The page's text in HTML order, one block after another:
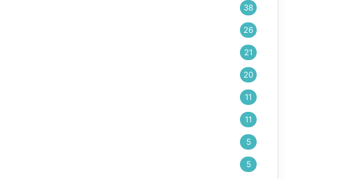
38
26
21
20
11
11
5
5